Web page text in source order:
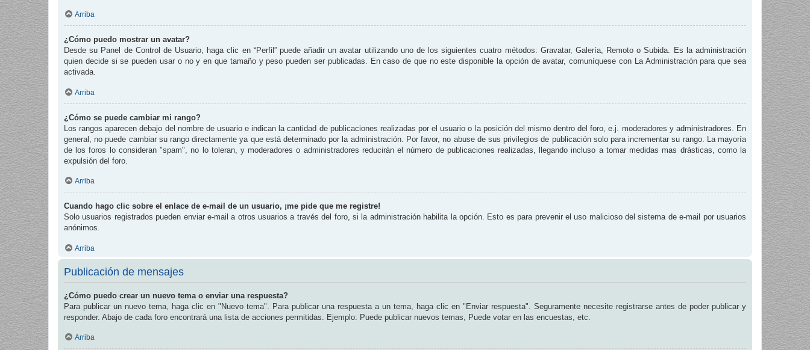
Arriba
¿Cómo puedo mostrar un avatar?
Desde su Panel de Control de Usuario, haga clic en “Perfil” puede añadir un avatar utilizando uno de los siguientes cuatro métodos: Gravatar, Galería, Remoto o Subida. Es la administración
quien decide si se pueden usar o no y en que tamaño y peso pueden ser publicadas. En caso de que no este disponible la opción de avatar, comuníquese con La Administración para que sea
activada.
Arriba
¿Cómo se puede cambiar mi rango?
Los rangos aparecen debajo del nombre de usuario e indican la cantidad de publicaciones realizadas por el usuario o la posición del mismo dentro del foro, e.j. moderadores y administradores. En
general, no puede cambiar su rango directamente ya que está determinado por la administración. Por favor, no abuse de sus privilegios de publicación solo para incrementar su rango. La mayoría
de los foros lo consideran "spam", no lo toleran, y moderadores o administradores reducirán el número de publicaciones realizadas, llegando incluso a tomar medidas mas drásticas, como la
expulsión del foro.
Arriba
Cuando hago clic sobre el enlace de e-mail de un usuario, ¡me pide que me registre!
Solo usuarios registrados pueden enviar e-mail a otros usuarios a través del foro, si la administración habilita la opción. Esto es para prevenir el uso malicioso del sistema de e-mail por usuarios
anónimos.
Arriba
Publicación de mensajes
¿Cómo puedo crear un nuevo tema o enviar una respuesta?
Para publicar un nuevo tema, haga clic en "Nuevo tema". Para publicar una respuesta a un tema, haga clic en "Enviar respuesta". Seguramente necesite registrarse antes de poder publicar y
responder. Abajo de cada foro encontrará una lista de acciones permitidas. Ejemplo: Puede publicar nuevos temas, Puede votar en las encuestas, etc.
Arriba